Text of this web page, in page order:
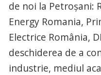
de noi la Petroșani:
Energy Romania,
Electrice România,
deschiderea de a
industrie, mediul